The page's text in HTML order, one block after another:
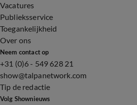
Vacatures
Publieksservice
Toegankelijkheid
Over ons
Neem contact op
+31 (0)6 - 549 628 21
show@talpanetwork.com
Tip de redactie
Volg Shownieuws